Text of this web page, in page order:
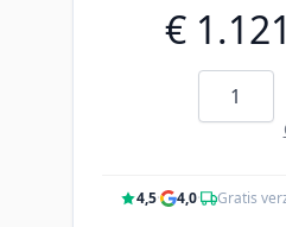
€
Aantal
4,5· 4,0· Gratis